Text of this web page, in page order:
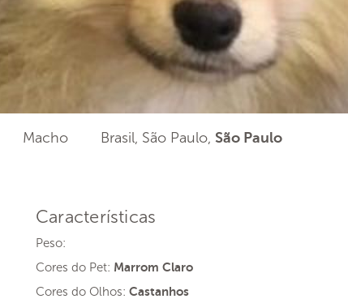
Macho Brasil, São Paulo, São Paulo
Características
Peso:
Cores do Pet: Marrom Claro
Cores do Olhos: Castanhos